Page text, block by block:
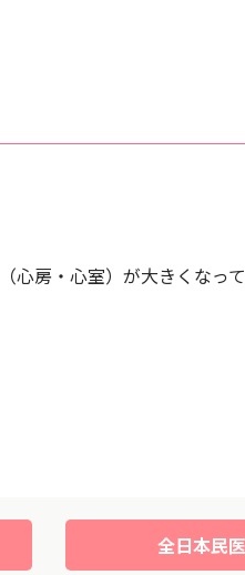
心房・心室）が大きくなっ
全日本民